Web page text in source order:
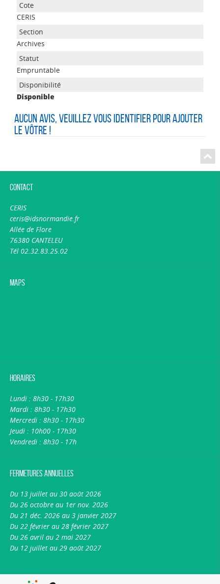
CERIS
Archives
Empruntable
Disponible
Aucun avis, veuillez vous identifier pour ajouter
le vôtre !
Contact
CERIS
ceris@idsnormandie.fr
Allée de Flore
76380 CANTELEU
Tél 02.32.83.25.02
Maps
Horaires
Lundi : 8h30 - 17h30
Mardi : 8h30 - 17h30
Mercredi : 8h30 - 17h30
Jeudi : 10h00 - 17h30
Vendredi : 8h30 - 17h
Fermetures annuelles
Du 13 juillet au 30 août 2026
Du 26 octobre au 1er nov. 2026
Du 21 déc. 2026 au 3 janvier 2027
Du 22 février au 28 février 2027
Du 26 avril au 2 mai 2027
Du 12 juillet au 29 août 2027